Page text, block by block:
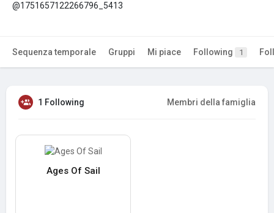
@1751657122266796_5413
Sequenza temporale Gruppi Mi piace Following 1
1 Following Membri della famiglia
Ages Of Sail